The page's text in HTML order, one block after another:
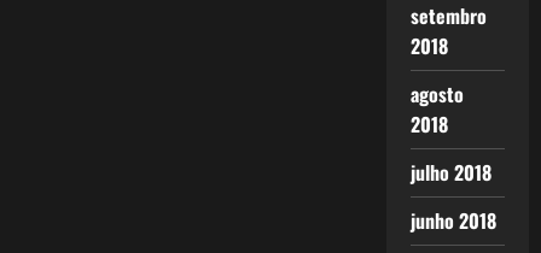
setembro
2018
agosto
2018
julho 2018
junho 2018